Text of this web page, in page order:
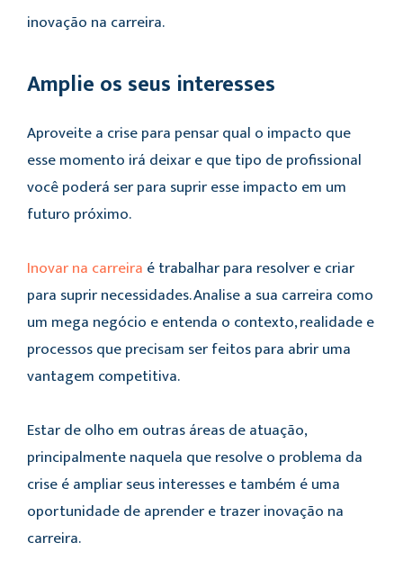
inovação na carreira.
Amplie os seus interesses
Aproveite a crise para pensar qual o impacto que
esse momento irá deixar e que tipo de profissional
você poderá ser para suprir esse impacto em um
futuro próximo.
Inovar na carreira é trabalhar para resolver e criar
para suprir necessidades. Analise a sua carreira como
um mega negócio e entenda o contexto, realidade e
processos que precisam ser feitos para abrir uma
vantagem competitiva.
Estar de olho em outras áreas de atuação,
principalmente naquela que resolve o problema da
crise é ampliar seus interesses e também é uma
oportunidade de aprender e trazer inovação na
carreira.